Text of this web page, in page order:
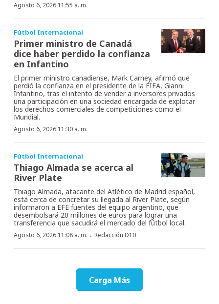
Agosto 6, 2026 11:55 a. m.
Fútbol Internacional
Primer ministro de Canadá
dice haber perdido la confianza
en Infantino
El primer ministro canadiense, Mark Carney, afirmó que
perdió la confianza en el presidente de la FIFA, Gianni
Infantino, tras el intento de vender a inversores privados
una participación en una sociedad encargada de explotar
los derechos comerciales de competiciones como el
Mundial.
Agosto 6, 2026 11:30 a. m.
Fútbol Internacional
Thiago Almada se acerca al
River Plate
Thiago Almada, atacante del Atlético de Madrid español,
está cerca de concretar su llegada al River Plate, según
informaron a EFE fuentes del equipo argentino, que
desembolsará 20 millones de euros para lograr una
transferencia que sacudirá el mercado del fútbol local.
Agosto 6, 2026 11:08 a. m. · Redacción D10
Carga Más